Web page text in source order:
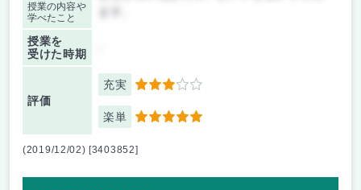
授業の内容や
学べたこと
授業を
受けた時期
評価
充実 3
楽単 5
(2019/12/02) [3403852]